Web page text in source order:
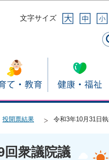
文字サイズ
投開票結果 令和3年10月31日
衆議院議